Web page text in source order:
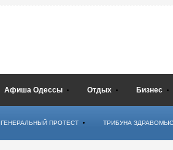
Афиша Одессы Отдых Бизнес
ГЕНЕРАЛЬНЫЙ ПРОТЕСТ ТРИБУНА